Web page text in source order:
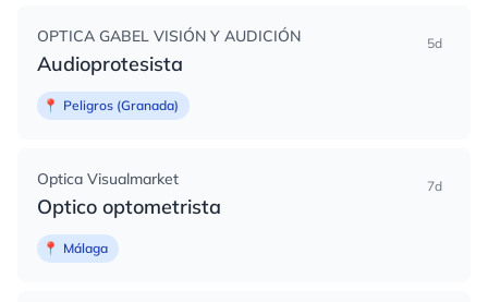
OPTICA GABEL VISIÓN Y AUDICIÓN
Audioprotesista
5d
📍 Peligros (Granada)
Optica Visualmarket
Optico optometrista
7d
📍 Málaga